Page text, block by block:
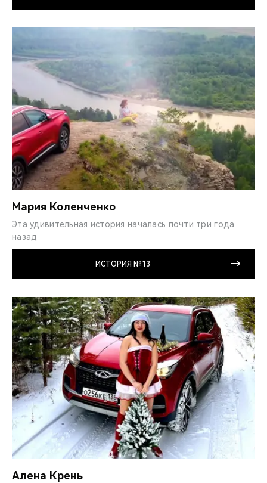
Мария Коленченко
Эта удивительная история началась почти три года
назад
ИСТОРИЯ №13
Алена Крень